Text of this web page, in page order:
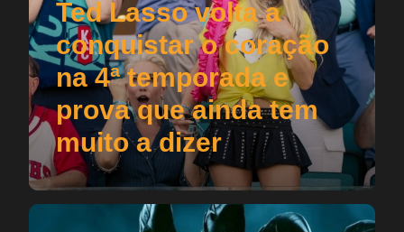
Ted Lasso volta a
conquistar o coração
na 4ª temporada e
prova que ainda tem
muito a dizer